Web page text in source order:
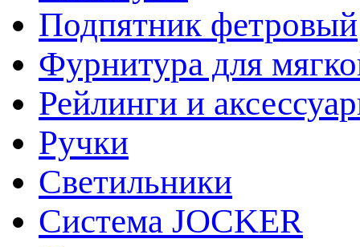
Подпятник фетровый
Фурнитура для
Рейлинги и
Ручки
Светильники
Система JOCKER